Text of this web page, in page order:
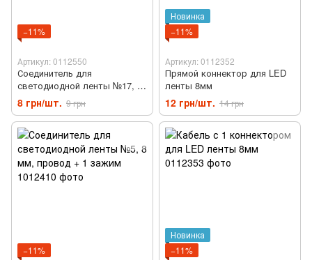
−11%
Артикул: 0112550
Соединитель для
светодиодной ленты №17, 5
мм
8 грн/шт. 9 грн
Новинка
−11%
Артикул: 0112352
Прямой коннектор для LED
ленты 8мм
12 грн/шт. 14 грн
−11%
Новинка
−11%